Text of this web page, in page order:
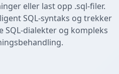
eller last opp .sql-filer.
SQL-syntaks og trekker
dialekter og kompleks